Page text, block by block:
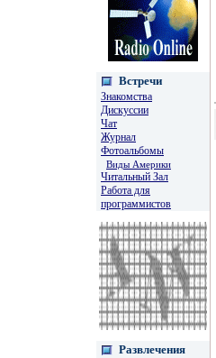
Встречи
Знакомства
Дискуссии
Чат
Журнал
Фотоальбомы
Виды Америки
Читальный Зал
Работа для
программистов
Развлечения